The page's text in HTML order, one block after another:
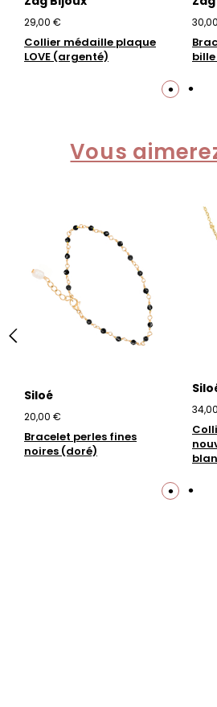
29,00 €
Collier médaille plaque
LOVE (argenté)
Vous
Siloé
20,00 €
Bracelet perles fines
noires (doré)